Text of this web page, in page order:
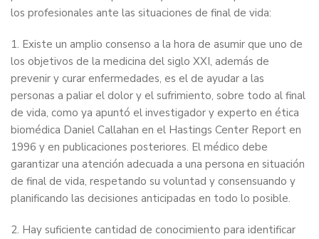
los profesionales ante las situaciones de final de vida:
1. Existe un amplio consenso a la hora de asumir que uno de
los objetivos de la medicina del siglo XXI, además de
prevenir y curar enfermedades, es el de ayudar a las
personas a paliar el dolor y el sufrimiento, sobre todo al final
de vida, como ya apuntó el investigador y experto en ética
biomédica Daniel Callahan en el Hastings Center Report en
1996 y en publicaciones posteriores. El médico debe
garantizar una atención adecuada a una persona en situación
de final de vida, respetando su voluntad y consensuando y
planificando las decisiones anticipadas en todo lo posible.
2. Hay suficiente cantidad de conocimiento para identificar